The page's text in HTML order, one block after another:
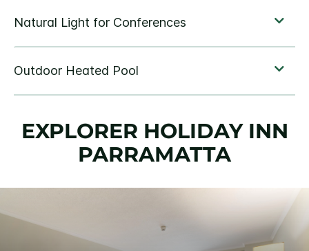
EXPLORER HOLIDAY INN
PARRAMATTA